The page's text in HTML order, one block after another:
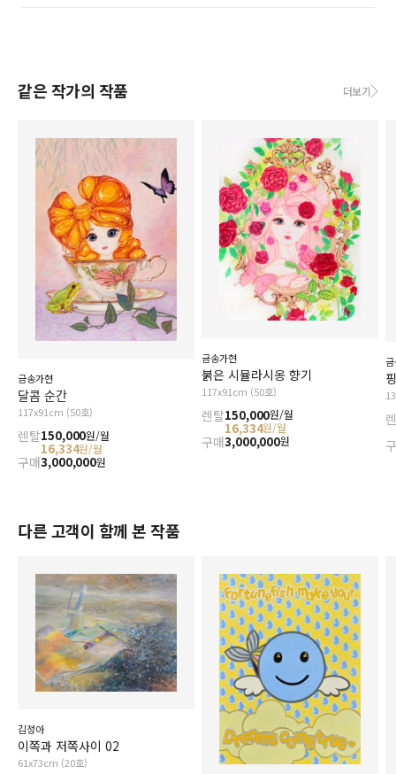
같은 작가의 작품 더보기
금송가현
달콤 순간
117x91cm (50호)
렌탈150,000원/월
16,334원/월
구매3,000,000원
금송가현
붉은 시뮬라시옹 향기
117x91cm (50호)
렌탈150,000원/월
16,334원/월
구매3,000,000원
다른 고객이 함께 본 작품
김정아
이쪽과 저쪽사이 02
61x73cm (20호)